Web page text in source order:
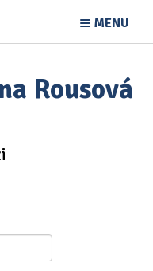
MENU
Rousová